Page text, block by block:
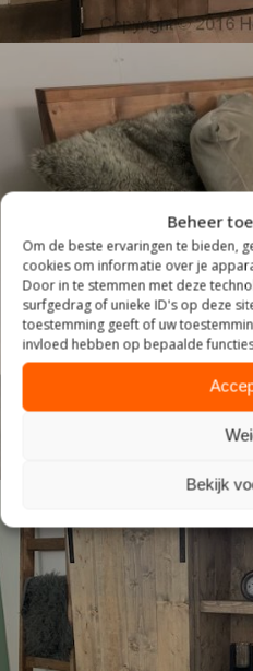
Beheer
Om de beste ervaringen te bieden,
cookies om informatie over je
Door in te stemmen met deze
surfgedrag of unieke ID's op deze
toestemming geeft of uw
invloed hebben op bepaalde
Bekijk